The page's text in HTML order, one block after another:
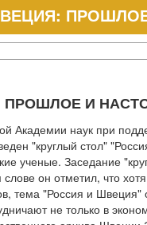
И
Академии наук при
"круглый стол"
ученые. Заседание
он отметил, что
тема "Россия и Швеция"
не только в